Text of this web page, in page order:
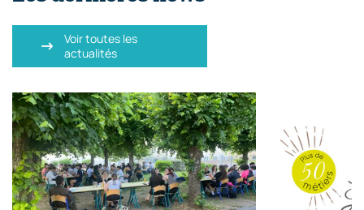
Voir toutes les
actualités